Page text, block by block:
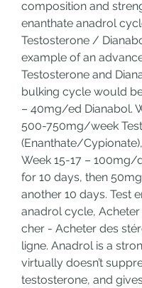
composition and
enanthate anadrol
Testosterone /
example of an
Testosterone and
bulking cycle would
– 40mg/ed Dianabol.
500-750mg/week
(Enanthate/
Week 15-17 – 100mg/
for 10 days, then
another 10 days. Test
anadrol cycle, Acheter
cher - Acheter des
ligne. Anadrol is a
virtually doesn’t
testosterone, and